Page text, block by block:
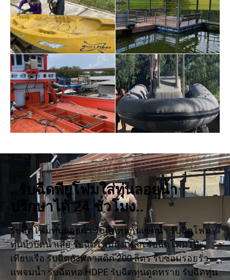
..รับฉีดพียูโฟมใส่ทุ่นลอยน้ำ
ปรึกษาได้ 24 ชั่วโมง..
รับฉีดโฟมทุ่นลอยน้ำ รับฉีดทุ่นกั้นเขตน้ำ รับฉีดโฟม
ทุ่นบำบัดน้ำเสีย รับฉีดโฟมถังเหล็ก รับฉีดโฟมโป๊ะ
เทียบเรือ รับฉีดถังพลาสติก 200 ลิตร รับซ่อมรอยรั่ว
แพจมน้ำ รับฉีดท่อ HDPE รับฉีดทุ่นดูดทราย รับฉีดทุ่น